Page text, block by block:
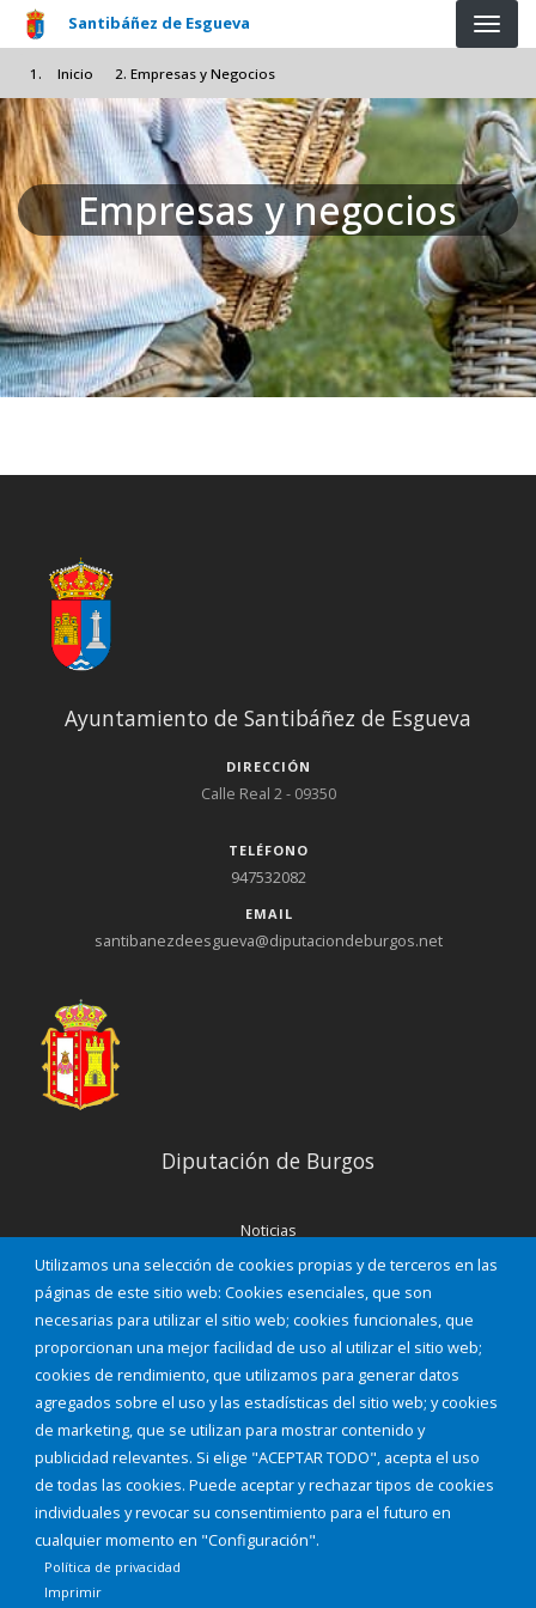
Pasar al contenido principal
Santibáñez de Esgueva
Inicio Empresas y Negocios
Empresas y negocios
Utilizamos una selección de cookies propias y de terceros en las
páginas de este sitio web: Cookies esenciales, que son
necesarias para utilizar el sitio web; cookies funcionales, que
proporcionan una mejor facilidad de uso al utilizar el sitio web;
cookies de rendimiento, que utilizamos para generar datos
agregados sobre el uso y las estadísticas del sitio web; y cookies
de marketing, que se utilizan para mostrar contenido y
publicidad relevantes. Si elige "ACEPTAR TODO", acepta el uso
de todas las cookies. Puede aceptar y rechazar tipos de cookies
individuales y revocar su consentimiento para el futuro en
cualquier momento en "Configuración".
Política de privacidad
Imprimir
Ayuntamiento de Santibáñez de Esgueva
DIRECCIÓN
Calle Real 2 - 09350
TELÉFONO
947532082
EMAIL
santibanezdeesgueva@diputaciondeburgos.net
Diputación de Burgos
Noticias
Eventos
Corporación Municipal
Teléfonos de interés
INICIAR SESIÓN
MAPA WEB